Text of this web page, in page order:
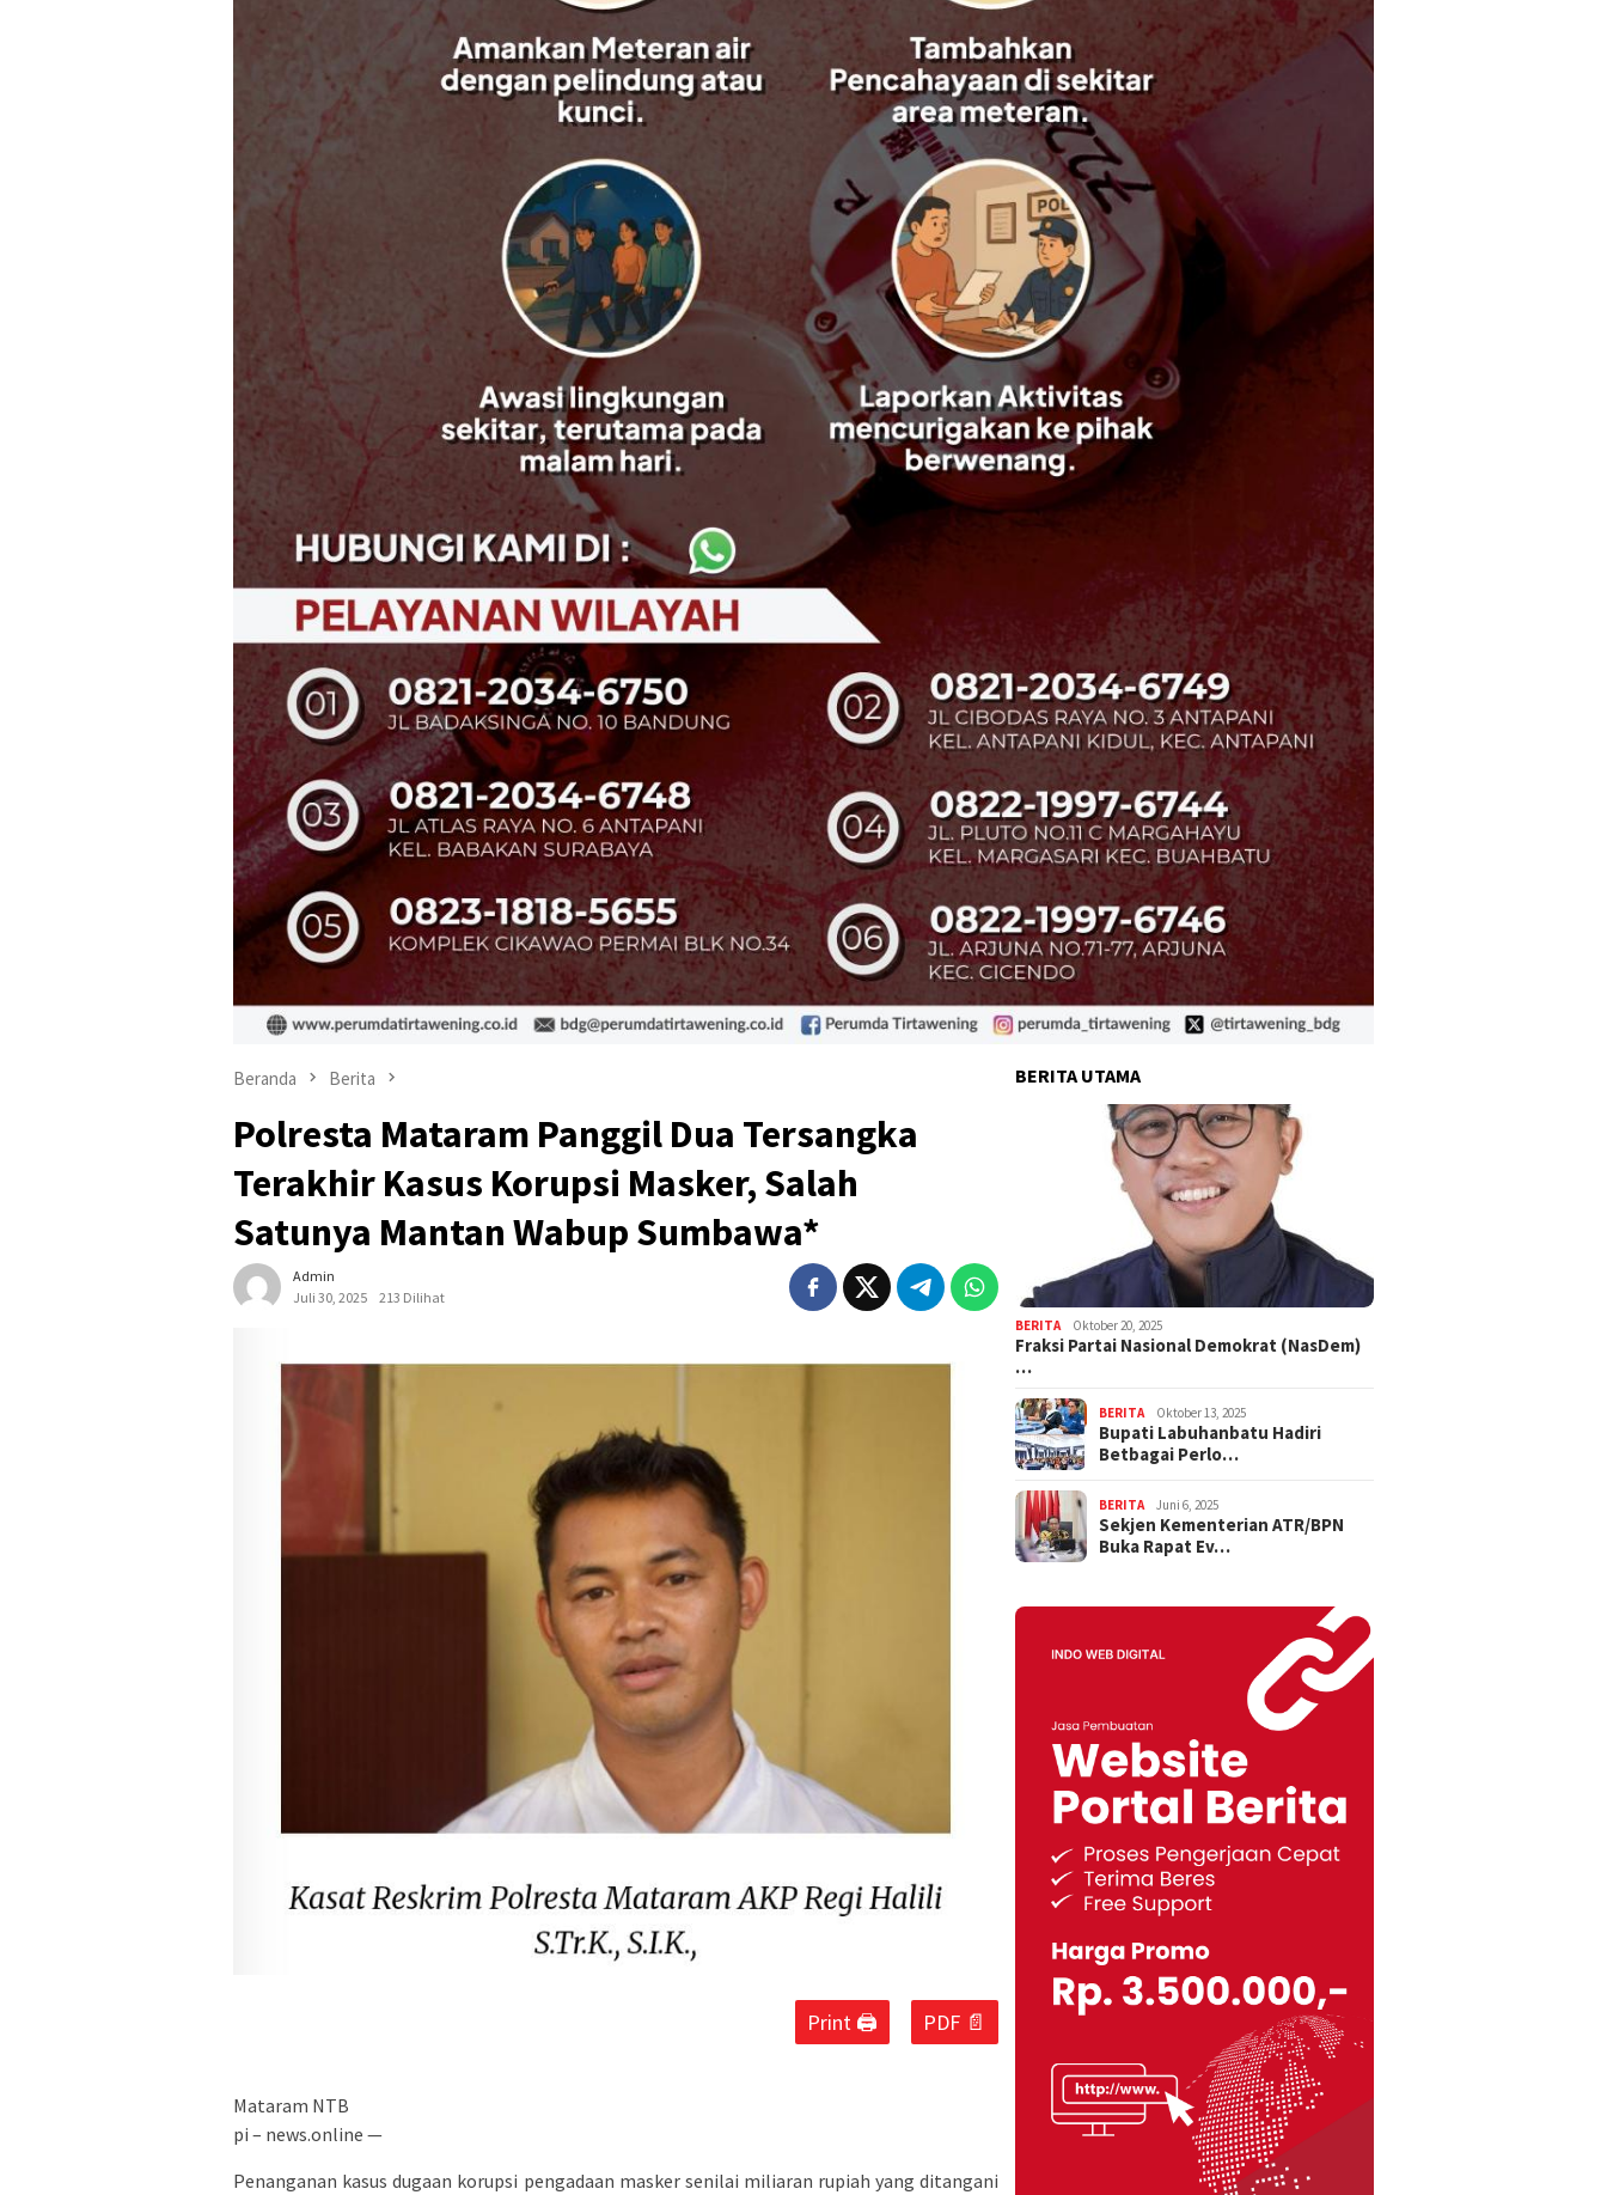
Beranda Berita
Polresta Mataram Panggil Dua Tersangka
Terakhir Kasus Korupsi Masker, Salah
Satunya Mantan Wabup Sumbawa*
Admin
Juli 30, 2025
213 Dilihat
Print 🖨 PDF 📄
Mataram NTB
pi – news.online —
Penanganan kasus dugaan korupsi pengadaan masker senilai miliaran rupiah yang ditangani
BERITA UTAMA
BERITA Oktober 20, 2025
Fraksi Partai Nasional Demokrat (NasDem)
…
BERITA Oktober 13, 2025
Bupati Labuhanbatu Hadiri
Betbagai Perlo…
BERITA Juni 6, 2025
Sekjen Kementerian ATR/BPN
Buka Rapat Ev…